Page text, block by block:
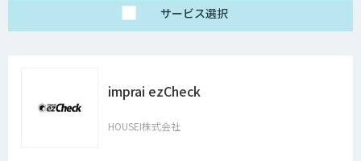
サービス選択
imprai ezCheck
HOUSEI株式会社